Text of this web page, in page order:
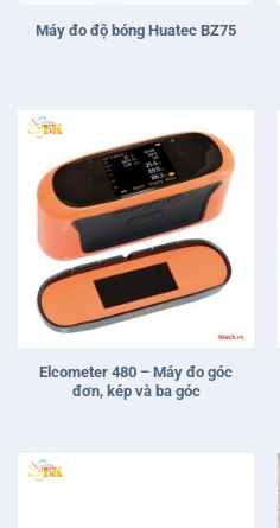
Máy đo độ bóng Huatec 1501